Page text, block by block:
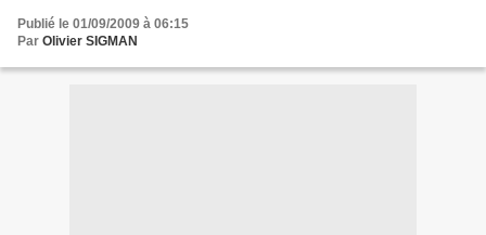
Publié le 01/09/2009 à 06:15
Par Olivier SIGMAN